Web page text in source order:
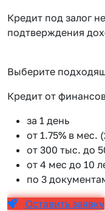
Кредит под залог
подтверждения
Выберите
Кредит от
за 1 день
от 1.75% в мес.
от 300 тыс. до
от 4 мес до 10
по 3
Оставить заявку